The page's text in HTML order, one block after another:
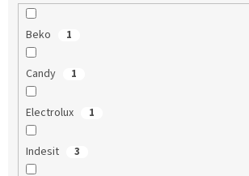
Beko 1
Candy 1
Electrolux 1
Indesit 3